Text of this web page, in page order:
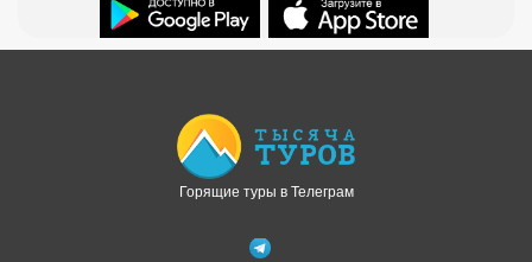
Горящие туры в Телеграм